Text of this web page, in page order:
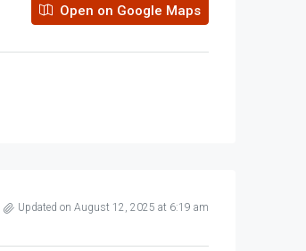
Open on Google Maps
Updated on August 12, 2025 at 6:19 am